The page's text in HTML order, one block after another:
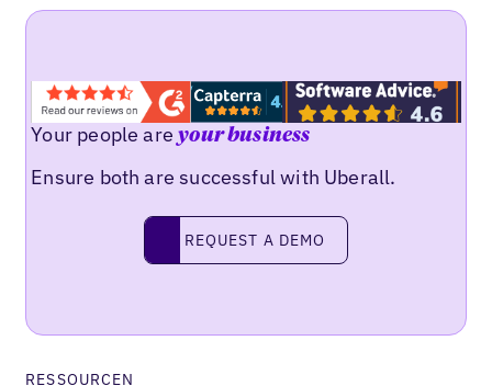
Your people areyour business
Ensure both are successful with Uberall.
request a demo
REQUEST A DEMO
RESSOURCEN